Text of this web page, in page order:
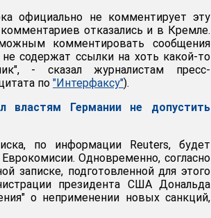
официально не комментирует эту
отказались и в Кремле.
комментировать сообщения
содержат ссылки на хоть какой-то
- сказал журналистам пресс-
по "Интерфаксу").
властям Германии не допустить
по информации Reuters, будет
Одновременно, согласно
записке, подготовленной для этого
президента США Дональда
о неприменении новых санкций,